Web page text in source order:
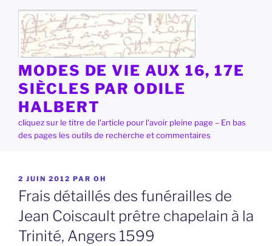
contenu
principal
MODES DE VIE AUX 16, 17E
SIÈCLES PAR ODILE
HALBERT
cliquez sur le titre de l'article pour l'avoir pleine page – En bas
des pages les outils de recherche et commentaires
PUBLIÉ
LE
2 JUIN 2012 PAR OH
Frais détaillés des funérailles de
Jean Coiscault prêtre chapelain à la
Trinité, Angers 1599